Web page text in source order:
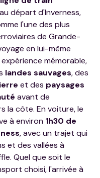
au départ d'Inverness,
l'une des plus
de Grande-
en lui-même
mémorable,
landes sauvages, des
et des paysages
avant de
la côte. En voiture, le
à environ 1h30 de
, avec un trajet qui
et des vallées à
Quel que soit le
choisi, l'arrivée à